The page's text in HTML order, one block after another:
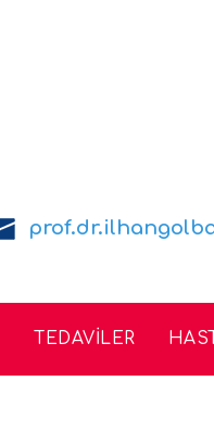
TEDAVİLER